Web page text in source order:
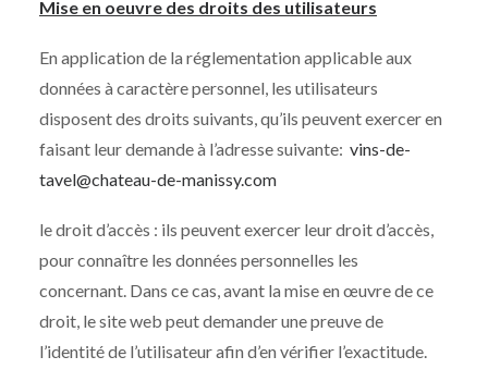
Mise en oeuvre des droits des utilisateurs
En application de la réglementation applicable aux
données à caractère personnel, les utilisateurs
disposent des droits suivants, qu’ils peuvent exercer en
faisant leur demande à l’adresse suivante: vins-de-
tavel@chateau-de-manissy.com
le droit d’accès : ils peuvent exercer leur droit d’accès,
pour connaître les données personnelles les
concernant. Dans ce cas, avant la mise en œuvre de ce
droit, le site web peut demander une preuve de
l’identité de l’utilisateur afin d’en vérifier l’exactitude.